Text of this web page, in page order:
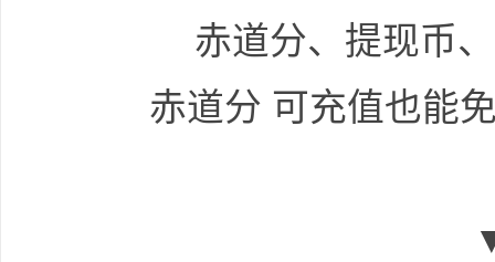
赤道分、提现币
赤道分 可充值也能